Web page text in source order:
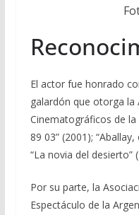
El actor fue honrado
galardón que otorga la
Cinematográficos de
89 03” (2001);
“La novia del desierto”
Por su parte, la
Espectáculo de la